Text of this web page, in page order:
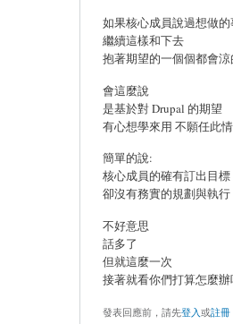
如果核心成員說過想做
繼續這樣和下去
抱著期望的一個個都會
會這麼說
是基於對 Drupal 的期望
有心想學來用 不願任此
簡單的說:
核心成員的確有訂出目標
卻沒有務實的規劃與執行
不好意思
話多了
但就這麼一次
接著就看你們打算怎麼辦
發表回應前，請先登入或註冊